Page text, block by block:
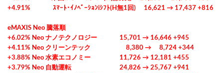
+4.91% ｽﾏｰﾄ･ｲﾉﾍﾞｰｼｮﾝiｼﾌﾄ(H無1回) 16,621 → 17,437 +816
eMAXIS Neo 騰落順
+6.02% Neo ナノテクノロジー 15,701 → 16,646 +945
+4.11% Neo クリーンテック 8,380 → 8,724 +344
+3.88% Neo 水素エコノミー 11,726 → 12,181 +455
+3.79% Neo 自動運転 24,826 → 25,767 +941